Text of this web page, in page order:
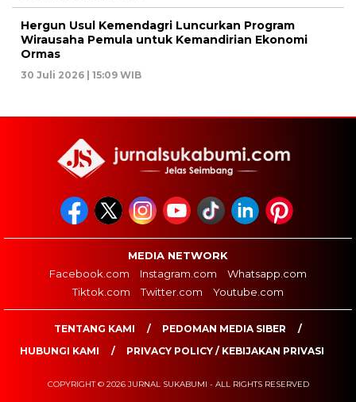
Hergun Usul Kemendagri Luncurkan Program
Wirausaha Pemula untuk Kemandirian Ekonomi
Ormas
30 Juli 2026 | 15:09 WIB
MEDIA NETWORK
Facebook.com
Instagram.com
Whatsapp.com
Tiktok.com
Twitter.com Youtube.com
TENTANG KAMI
PEDOMAN MEDIA SIBER
HUBUNGI KAMI
PRIVACY POLICY / KEBIJAKAN PRIVASI
COPYRIGHT © 2026 JURNAL SUKABUMI - ALL RIGHTS RESERVED